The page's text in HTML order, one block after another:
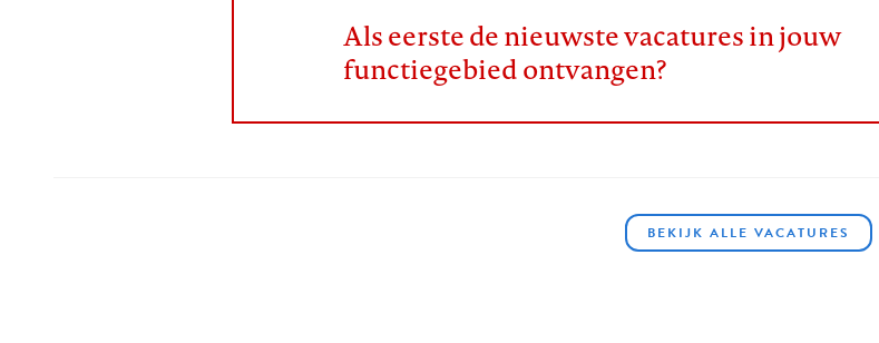
Als eerste de nieuwste vacatures in jouw
functiegebied ontvangen?
BEKIJK ALLE VACATURES